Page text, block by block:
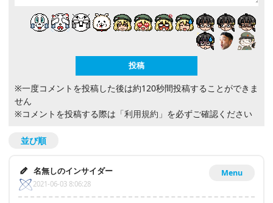
※一度コメントを投稿した後は約120秒間投稿することができま
せん
※コメントを投稿する際は 「利用規約」 を必ずご確認ください
並び順
Menu
名無しのインサイダー
2021-06-03 8:06:28